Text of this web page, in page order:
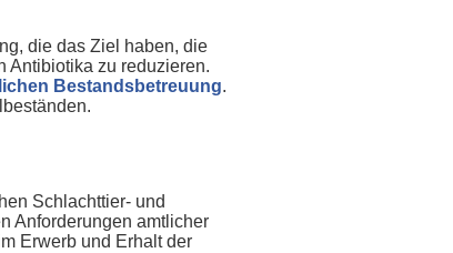
die das Ziel haben, die
Antibiotika zu reduzieren.
Bestandsbetreuung.
Schlachttier- und
Anforderungen amtlicher
Erwerb und Erhalt der